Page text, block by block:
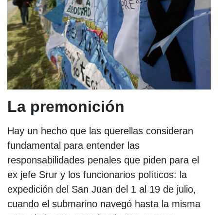
La premonición
Hay un hecho que las querellas consideran
fundamental para entender las
responsabilidades penales que piden para el
ex jefe Srur y los funcionarios políticos: la
expedición del San Juan del 1 al 19 de julio,
cuando el submarino navegó hasta la misma